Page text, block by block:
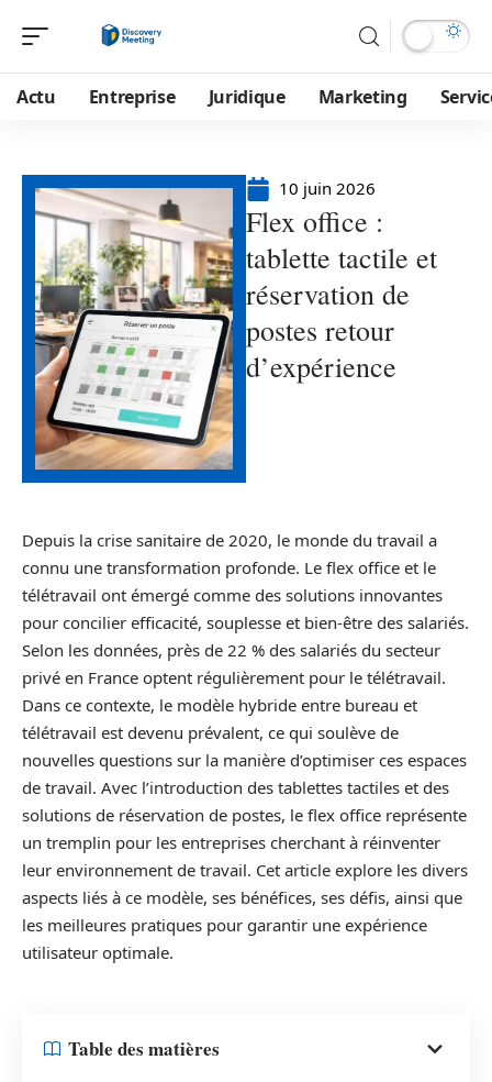
Actu Entreprise Juridique Marketing
10 juin 2026
Flex office :
tablette tactile et
réservation de
postes retour
d’expérience
Depuis la crise sanitaire de 2020, le monde du travail a
connu une transformation profonde. Le flex office et le
télétravail ont émergé comme des solutions innovantes
pour concilier efficacité, souplesse et bien-être des salariés.
Selon les données, près de 22 % des salariés du secteur
privé en France optent régulièrement pour le télétravail.
Dans ce contexte, le modèle hybride entre bureau et
télétravail est devenu prévalent, ce qui soulève de
nouvelles questions sur la manière d’optimiser ces espaces
de travail. Avec l’introduction des tablettes tactiles et des
solutions de réservation de postes, le flex office représente
un tremplin pour les entreprises cherchant à réinventer
leur environnement de travail. Cet article explore les divers
aspects liés à ce modèle, ses bénéfices, ses défis, ainsi que
les meilleures pratiques pour garantir une expérience
utilisateur optimale.
Table des matières